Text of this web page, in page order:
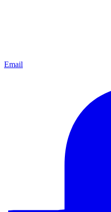
Email